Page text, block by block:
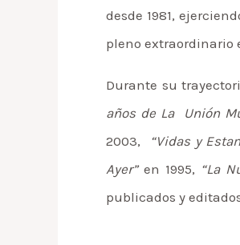
desde 1981,
pleno extraordinario
Durante su
años de La Unión
2003,
“Vidas y
Ayer”en 1995, “La
publicados y